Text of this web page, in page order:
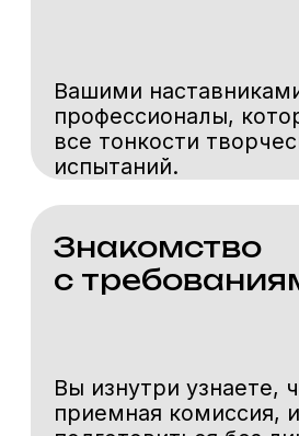
Записаться